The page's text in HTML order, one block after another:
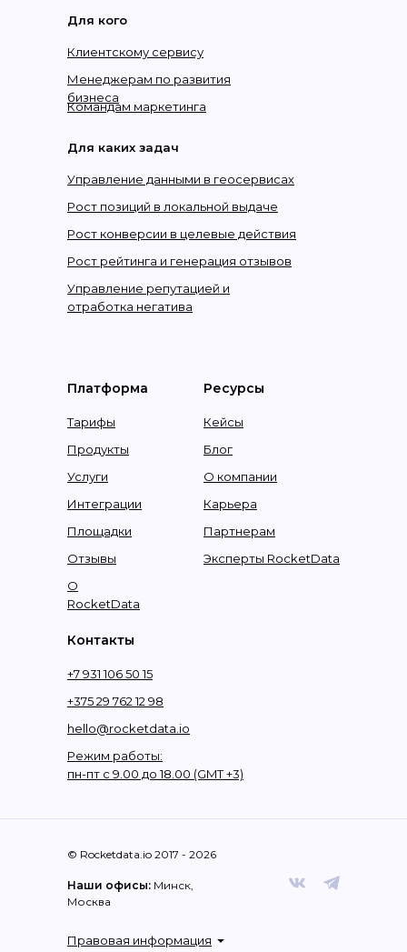
Для кого
Клиентскому сервису
Командам маркетинга
Менеджерам по развития
бизнеса
+375 29 762 12 98
+7 931 106 50 15
hello@rocketdata.io
Режим работы:
пн-пт с 9.00 до 18.00 (GMT +3)
Контакты
Для каких задач
Управление данными в геосервисах
Управление репутацией и
отработка негатива
Рост позиций в локальной выдаче
Рост конверсии в целевые действия
Рост рейтинга и генерация отзывов
Ресурсы
О компании
Кейсы
Блог
Эксперты RocketData
Партнерам
Карьера
Платформа
Продукты
Тарифы
О
RocketData
Отзывы
Площадки
Услуги
Интеграции
Правовая информация
© Rocketdata.io 2017 - 2026
Наши офисы: Минск,
Москва